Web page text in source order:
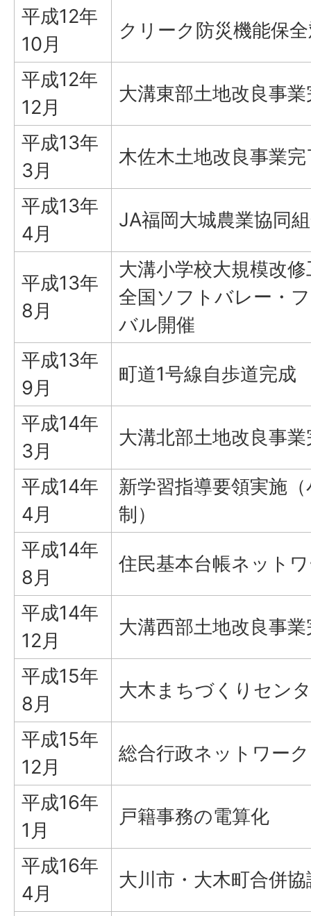
平成12年
10月
クリーク防災機能保
平成12年
12月
大溝東部土地改良事
平成13年
3月
木佐木土地改良事業完
平成13年
4月
JA福岡大城農業協同
平成13年
8月
大溝小学校大規模改
全国ソフトバレー・
バル開催
平成13年
9月
町道1号線自歩道完成
平成14年
3月
大溝北部土地改良事
平成14年
4月
新学習指導要領実施
制）
平成14年
8月
住民基本台帳ネット
平成14年
12月
大溝西部土地改良事
平成15年
8月
大木まちづくりセン
平成15年
12月
総合行政ネットワー
平成16年
1月
戸籍事務の電算化
平成16年
4月
大川市・大木町合併